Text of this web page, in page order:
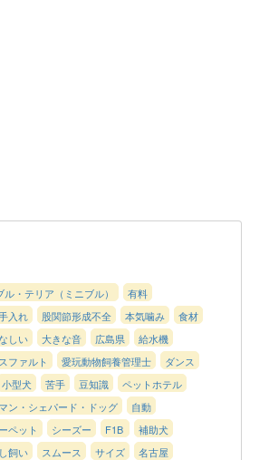
ル・テリア（ミニブル）
有料
入れ 股関節形成不全 本気噛み
食材
しい 大きな音 広島県
給水機
ファルト 愛玩動物飼養管理士
ダンス
小型犬 苦手 豆知識
ペットホテル
ン・シェパード・ドッグ
自動
ペット シーズー F1B
補助犬
飼い スムース サイズ
名古屋